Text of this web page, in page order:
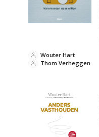
Thom Verheggen
Wouter Hart